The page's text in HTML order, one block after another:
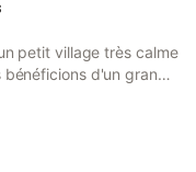
petit village très calme
d'un grand
se situent en
par escaliers - Ne